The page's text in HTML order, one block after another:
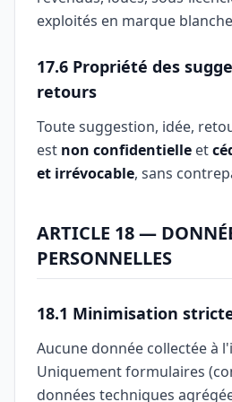
exploités en marque
17.6 Propriété des
retours
Toute suggestion, idée,
est non confidentielle et
et irrévocable, sans
ARTICLE 18 —
PERSONNELLES
18.1 Minimisation
Aucune donnée collectée à
Uniquement formulaires
données techniques